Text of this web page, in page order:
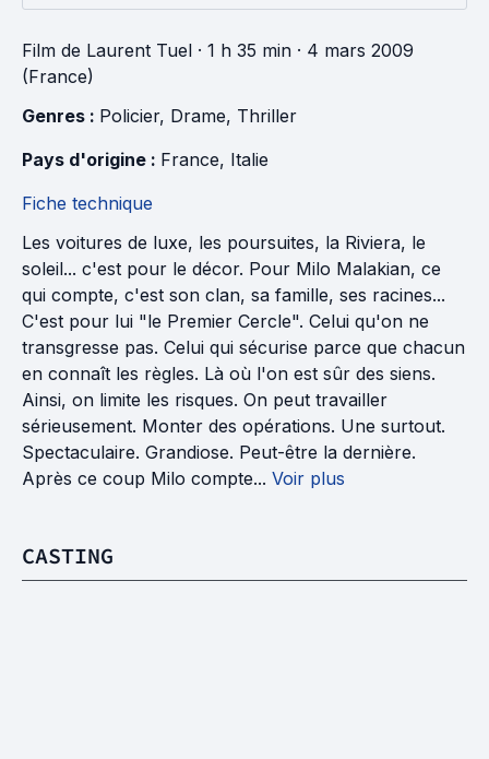
Film de Laurent Tuel · 1 h 35 min · 4 mars 2009
(France)
Genres : Policier, Drame, Thriller
Pays d'origine : France, Italie
Fiche technique
Les voitures de luxe, les poursuites, la Riviera, le
soleil... c'est pour le décor. Pour Milo Malakian, ce
qui compte, c'est son clan, sa famille, ses racines...
C'est pour lui "le Premier Cercle". Celui qu'on ne
transgresse pas. Celui qui sécurise parce que chacun
en connaît les règles. Là où l'on est sûr des siens.
Ainsi, on limite les risques. On peut travailler
sérieusement. Monter des opérations. Une surtout.
Spectaculaire. Grandiose. Peut-être la dernière.
Après ce coup Milo compte... Voir plus
CASTING